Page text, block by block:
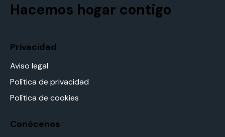
Hacemos hogar contigo
Privacidad
Aviso legal
Política de privacidad
Política de cookies
Conócenos